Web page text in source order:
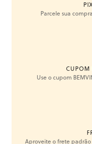
Parcele sua
CUPOM
Use o cupom
Aproveite o frete